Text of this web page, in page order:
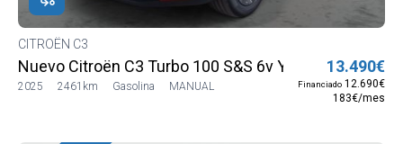
CITROËN C3
Nuevo Citroën C3 Turbo 100 S&S 6v YOU
2025 2461km Gasolina MANUAL
13.490€
Financiado 12.690€
183€/mes